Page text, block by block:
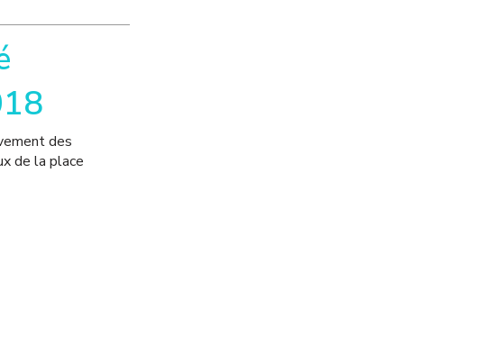
des
de la place